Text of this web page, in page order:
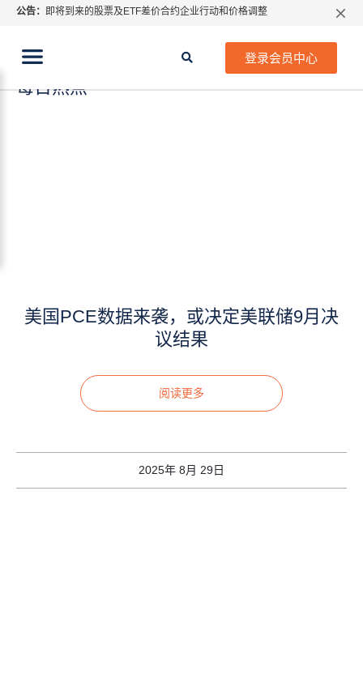
公告： 即将到来的股票及ETF差价合约企业行动和价格调整
登录会员中心
当前位置:
每日热点
美国PCE数据来袭，或决定美联储9月决
议结果
阅读更多
2025年 8月 29日